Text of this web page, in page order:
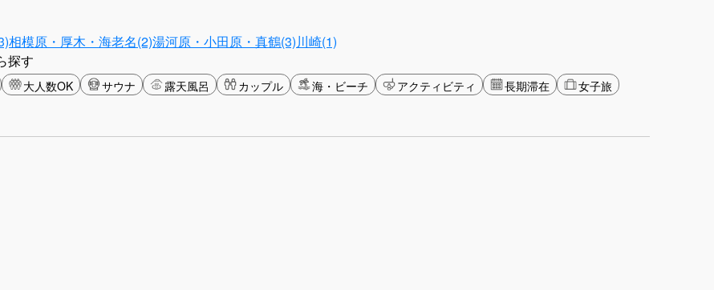
相模原・厚木・海老名(2)湯河原・小田原・真鶴(3)川崎(1)
探す
大人数OK サウナ 露天風呂 カップル 海・ビーチ アクティビティ 長期滞在
女子旅